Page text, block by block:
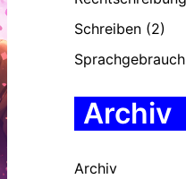
Schreiben (2)
Sprachgebrauch
Archiv
Archiv